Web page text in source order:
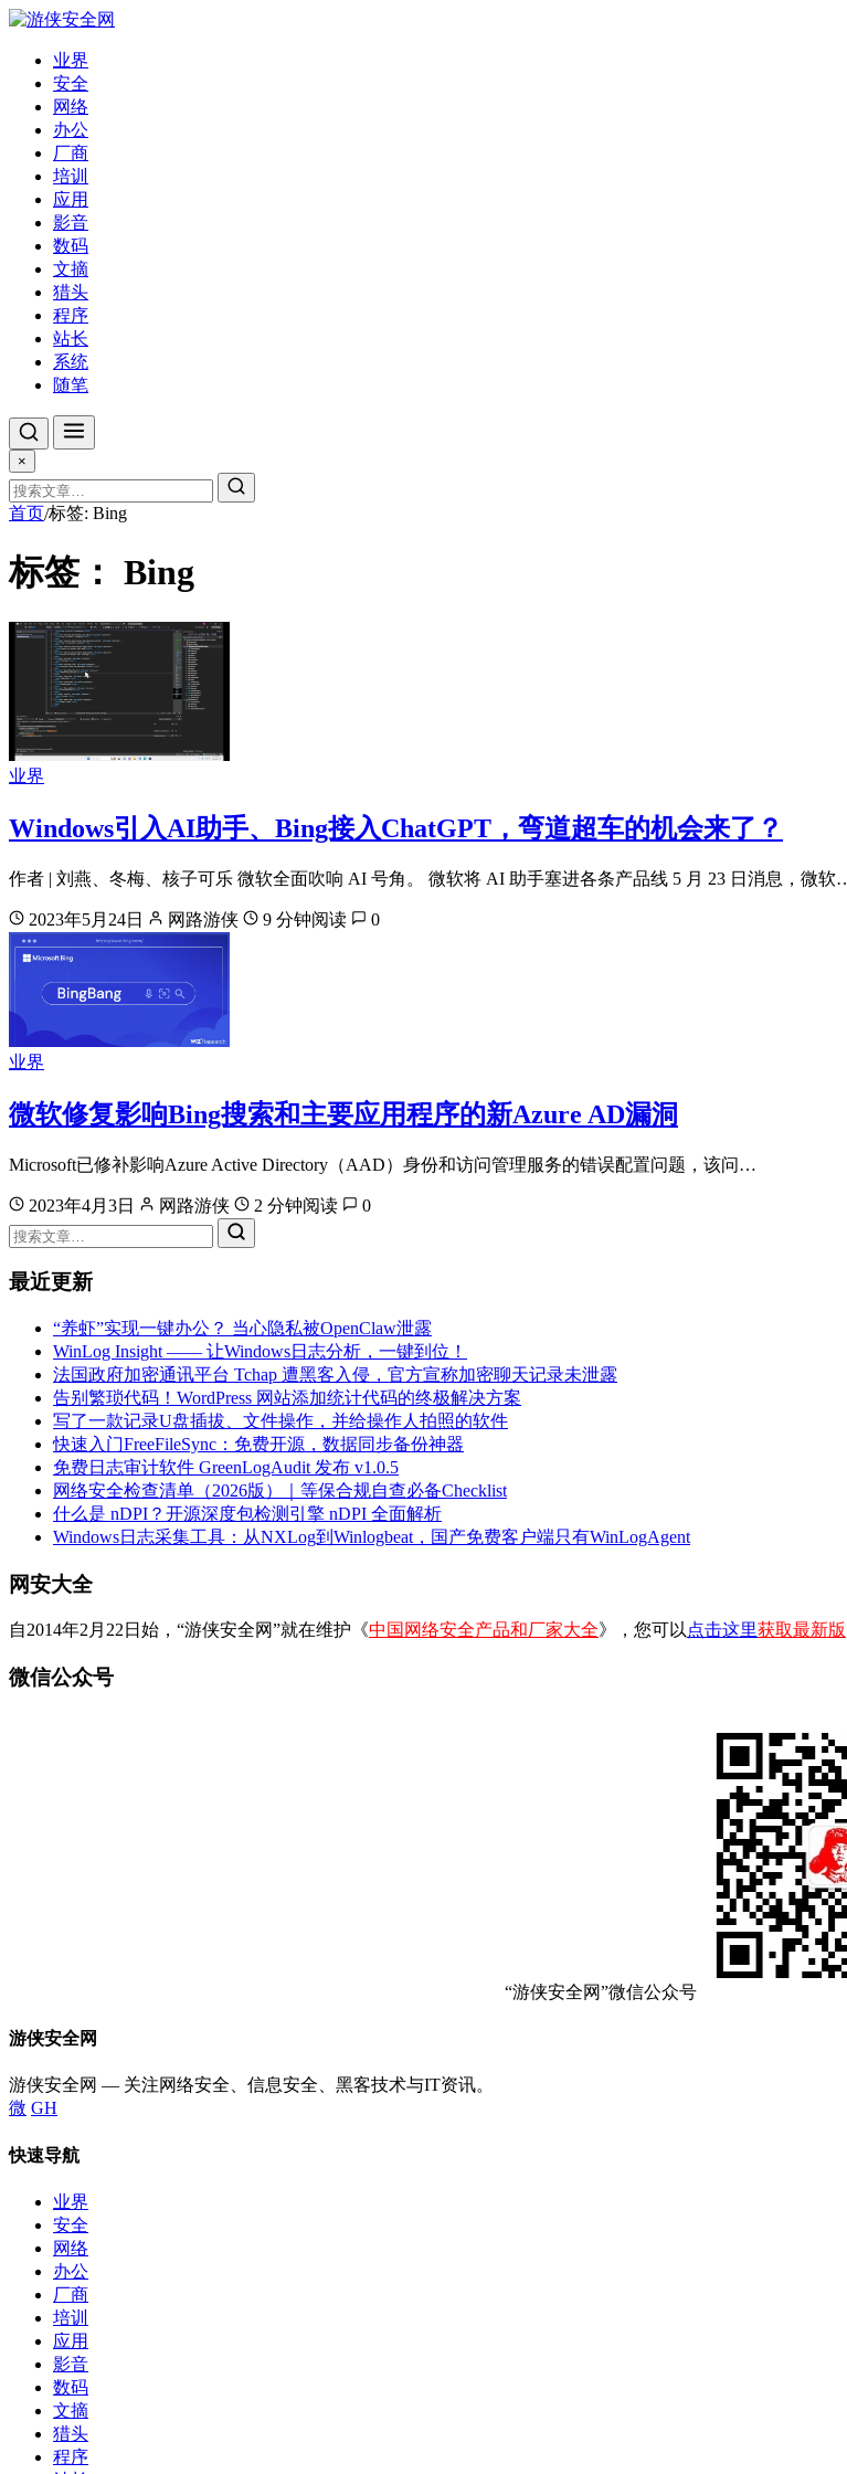
业界
安全
网络
办公
厂商
培训
应用
影音
数码
文摘
猎头
程序
站长
系统
随笔
×
首页/标签: Bing
标签： Bing
业界
Windows引入AI助手、Bing接入ChatGPT，弯道超车的机会来了？
作者 | 刘燕、冬梅、核子可乐 微软全面吹响 AI 号角。 微软将 AI 助手塞进各条产品线 5 月 23 日消息，微软
2023年5月24日 网路游侠 9 分钟阅读 0
业界
微软修复影响Bing搜索和主要应用程序的新Azure AD漏洞
Microsoft已修补影响Azure Active Directory（AAD）身份和访问管理服务的错误配置问题，该问…
2023年4月3日 网路游侠 2 分钟阅读 0
最近更新
“养虾”实现一键办公？ 当心隐私被OpenClaw泄露
WinLog Insight —— 让Windows日志分析，一键到位！
法国政府加密通讯平台 Tchap 遭黑客入侵，官方宣称加密聊天记录未泄露
告别繁琐代码！WordPress 网站添加统计代码的终极解决方案
写了一款记录U盘插拔、文件操作，并给操作人拍照的软件
快速入门FreeFileSync：免费开源，数据同步备份神器
免费日志审计软件 GreenLogAudit 发布 v1.0.5
网络安全检查清单（2026版）｜等保合规自查必备Checklist
什么是 nDPI？开源深度包检测引擎 nDPI 全面解析
Windows日志采集工具：从NXLog到Winlogbeat，国产免费客户端只有WinLogAgent
网安大全
自2014年2月22日始，“游侠安全网”就在维护《中国网络安全产品和厂家大全》，您可以 点击这里获取最新版
微信公众号
“游侠安全网”微信公众号
游侠安全网
游侠安全网 — 关注网络安全、信息安全、黑客技术与IT资讯。
微 GH
快速导航
业界
安全
网络
办公
厂商
培训
应用
影音
数码
文摘
猎头
程序